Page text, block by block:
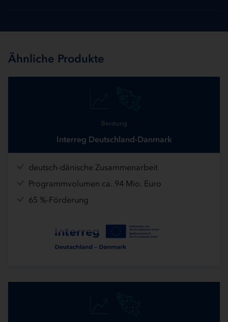
Ähnliche Produkte
Beratung
Interreg Deutschland-Danmark
deutsch-dänische Zusammenarbeit
Programmvolumen ca. 94 Mio. Euro
65 %-Förderung